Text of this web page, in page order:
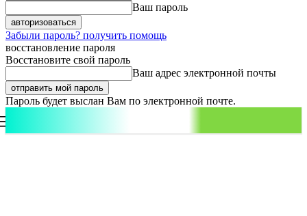
Ваш пароль
Забыли пароль? получить помощь
восстановление пароля
Восстановите свой пароль
Ваш адрес электронной почты
Пароль будет выслан Вам по электронной почте.